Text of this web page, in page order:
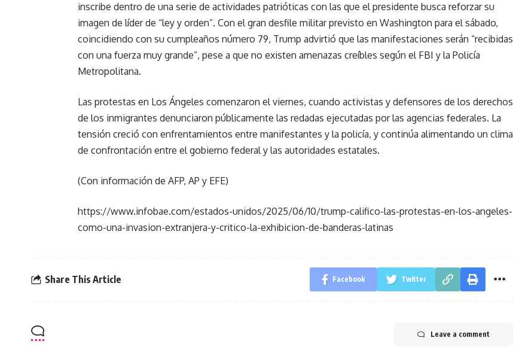
inscribe dentro de una serie de actividades patrióticas con las que el presidente busca reforzar su
imagen de líder de “ley y orden”. Con el gran desfile militar previsto en Washington para el sábado,
coincidiendo con su cumpleaños número 79, Trump advirtió que las manifestaciones serán “recibidas
con una fuerza muy grande”, pese a que no existen amenazas creíbles según el FBI y la Policía
Metropolitana.
Las protestas en Los Ángeles comenzaron el viernes, cuando activistas y defensores de los derechos
de los inmigrantes denunciaron públicamente las redadas ejecutadas por las agencias federales. La
tensión creció con enfrentamientos entre manifestantes y la policía, y continúa alimentando un clima
de confrontación entre el gobierno federal y las autoridades estatales.
(Con información de AFP, AP y EFE)
https://www.infobae.com/estados-unidos/2025/06/10/trump-califico-las-protestas-en-los-angeles-
como-una-invasion-extranjera-y-critico-la-exhibicion-de-banderas-latinas
Share This Article Facebook Twitter
Leave a comment